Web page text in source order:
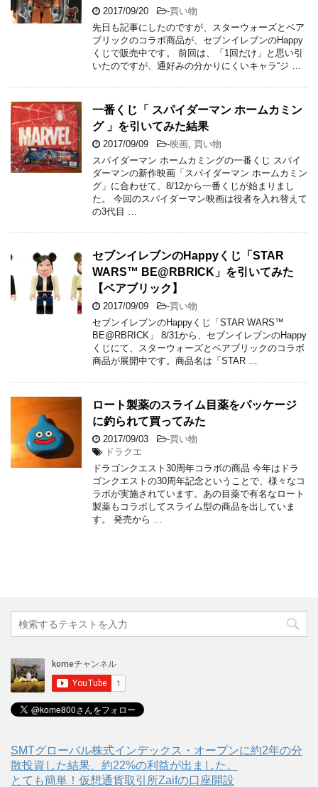
2017/09/20 -買い物
先日も記事にしたのですが、スターウォーズとベア
ブリックのコラボ商品が、セブンイレブンのHappy
くじで販売中です。 前回は、「1回だけ」と思い引
いたのですが、通好みの分かりにくいキャラ“ジ …
一番くじ「 スパイダーマン ホームカミン
グ 」を引いてみた結果
2017/09/09 -映画 買い物
スパイダーマン ホームカミングの一番くじ スパイ
ダーマンの新作映画「スパイダーマン ホームカミン
グ」に合わせて、8/12から一番くじが始まりまし
た。 今回のスパイダーマン映画は役者を入れ替えて
の3代目 …
セブンイレブンのHappyくじ「STAR
WARS™ BE@RBRICK」を引いてみた
【ベアブリック】
2017/09/09 -買い物
セブンイレブンのHappyくじ「STAR WARS™
BE@RBRICK」 8/31から、セブンイレブンのHappy
くじにて、スターウォーズとベアブリックのコラボ
商品が展開中です。商品名は「STAR …
ロート製薬のスライム目薬をパッケージ
に釣られて買ってみた
2017/09/03 -買い物
ドラクエ
ドラゴンクエスト30周年コラボの商品 今年はドラ
ゴンクエストの30周年記念ということで、様々なコ
ラボが実施されています。あの目薬で有名なロート
製薬もコラボしてスライム型の商品を出していま
す。 発売から …
SMTグローバル株式インデックス・オープンに約2年の分
散投資した結果、約22%の利益が出ました。
とても簡単！仮想通貨取引所Zaifの口座開設